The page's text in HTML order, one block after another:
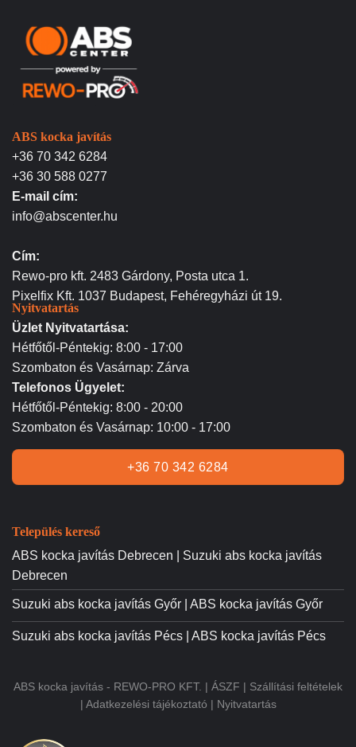
ABS kocka javítás
+36 70 342 6284
+36 30 588 0277
E-mail cím:
info@abscenter.hu
Cím:
Rewo-pro kft. 2483 Gárdony, Posta utca 1.
Pixelfix Kft. 1037 Budapest, Fehéregyházi út 19.
Nyitvatartás
Üzlet Nyitvatartása:
Hétfőtől-Péntekig: 8:00 - 17:00
Szombaton és Vasárnap: Zárva
Telefonos Ügyelet:
Hétfőtől-Péntekig: 8:00 - 20:00
Szombaton és Vasárnap: 10:00 - 17:00
+36 70 342 6284
Település kereső
ABS kocka javítás Debrecen | Suzuki abs kocka javítás
Debrecen
Suzuki abs kocka javítás Győr | ABS kocka javítás Győr
Suzuki abs kocka javítás Pécs | ABS kocka javítás Pécs
ABS kocka javítás - REWO-PRO KFT. | ÁSZF | Szállítási feltételek
| Adatkezelési tájékoztató | Nyitvatartás